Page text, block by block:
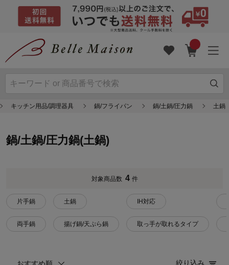
キッチン用品/調理器具 鍋/フライパン 鍋/土鍋/圧力鍋 土鍋
鍋/土鍋/圧力鍋(土鍋)
対象商品数 4 件
片手鍋
両手鍋
土鍋
揚げ鍋/天ぷら鍋
IH対応
取っ手が取れるタイプ
絞り込み